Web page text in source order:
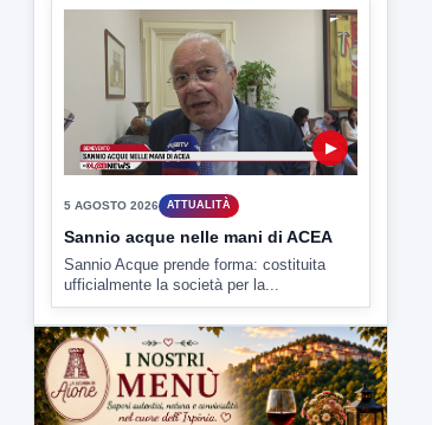
▶
5 AGOSTO 2026 ATTUALITÀ
Sannio acque nelle mani di ACEA
Sannio Acque prende forma: costituita
ufficialmente la società per la...